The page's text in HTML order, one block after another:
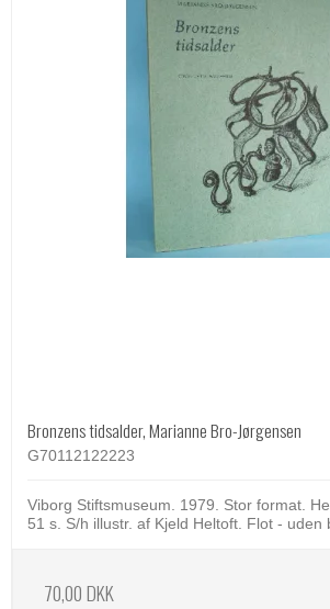
Bronzens tidsalder, Marianne Bro-Jørgensen
G70112122223
Viborg Stiftsmuseum. 1979. Stor format.
51 s. S/h illustr. af Kjeld Heltoft. Flot - uden
70,00 DKK